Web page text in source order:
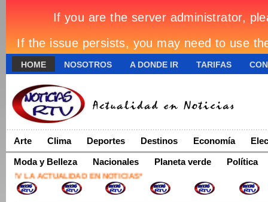
HOME NOSOTROS A DONDE IR TARIFAS
Arte Clima Deportes Destinos Economía
Moda y Belleza Nacionales Planeta verde Política
LA ACTUALIDAD EN NOTICIAS*